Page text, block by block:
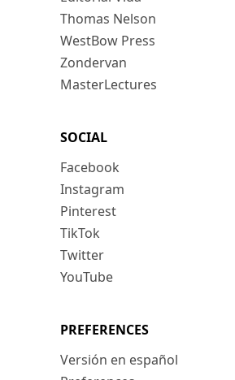
Thomas Nelson
WestBow Press
Zondervan
MasterLectures
SOCIAL
Facebook
Instagram
Pinterest
TikTok
Twitter
YouTube
PREFERENCES
Versión en español